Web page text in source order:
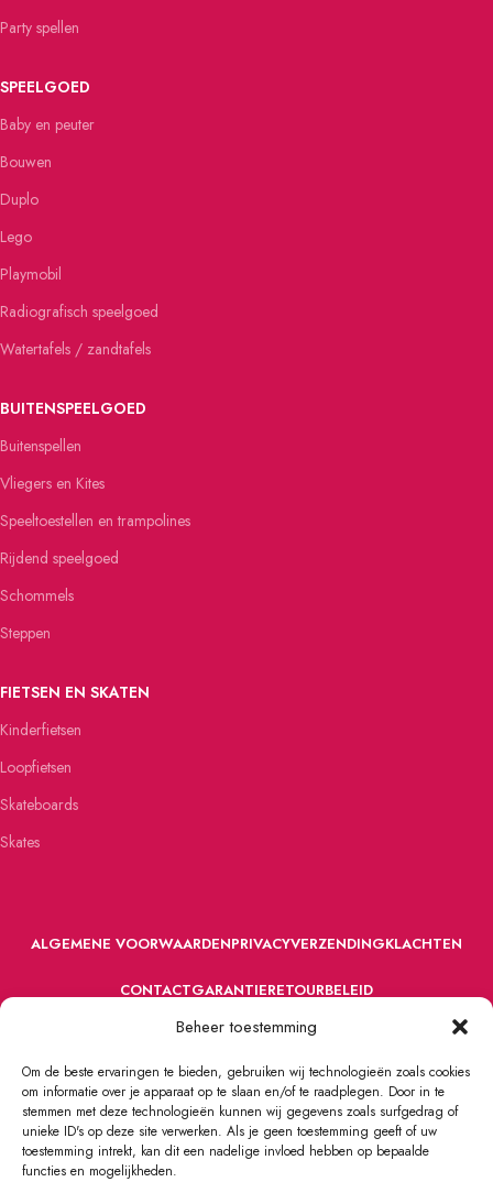
Beheer toestemming
Om de beste ervaringen te bieden, gebruiken wij technologieën zoals cookies
om informatie over je apparaat op te slaan en/of te raadplegen. Door in te
stemmen met deze technologieën kunnen wij gegevens zoals surfgedrag of
unieke ID's op deze site verwerken. Als je geen toestemming geeft of uw
toestemming intrekt, kan dit een nadelige invloed hebben op bepaalde
functies en mogelijkheden.
Party spellen
SPEELGOED
Baby en peuter
Bouwen
Duplo
Lego
Playmobil
Radiografisch speelgoed
Watertafels / zandtafels
BUITENSPEELGOED
Buitenspellen
Vliegers en Kites
Speeltoestellen en trampolines
Rijdend speelgoed
Schommels
Steppen
FIETSEN EN SKATEN
Kinderfietsen
Loopfietsen
Skateboards
Skates
ALGEMENE VOORWAARDENPRIVACYVERZENDINGKLACHTEN
CONTACTGARANTIERETOURBELEID
VOORDEFUN.NL 2022 Powered by Handelsonderneming MELS.